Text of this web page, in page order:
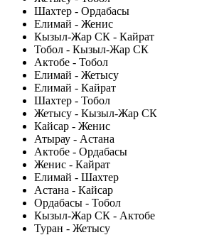
Шахтер - Ордабасы
Елимай - Женис
Кызыл-Жар СК - Кайрат
Тобол - Кызыл-Жар СК
Актобе - Тобол
Елимай - Жетысу
Елимай - Кайрат
Шахтер - Тобол
Жетысу - Кызыл-Жар СК
Кайсар - Женис
Атырау - Астана
Актобе - Ордабасы
Женис - Кайрат
Елимай - Шахтер
Астана - Кайсар
Ордабасы - Тобол
Кызыл-Жар СК - Актобе
Туран - Жетысу